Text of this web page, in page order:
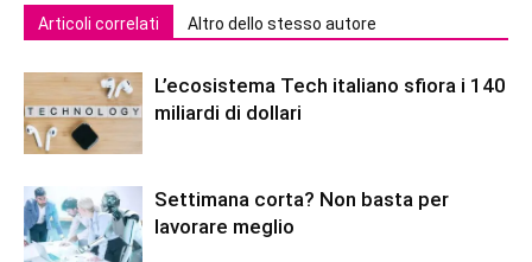
Articoli correlati Altro dello stesso autore
L’ecosistema Tech italiano sfiora i 140
miliardi di dollari
Settimana corta? Non basta per
lavorare meglio